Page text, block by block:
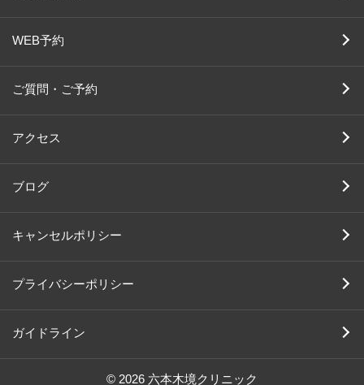
WEB予約
ご質問・ご予約
アクセス
ブログ
キャンセルポリシー
プライバシーポリシー
ガイドライン
© 2026 六本木境クリニック